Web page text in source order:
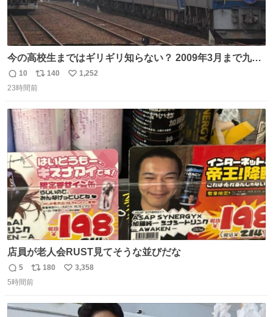
今の高校生まではギリギリ知らない？ 2009年3月まで九州
に寝台特急が走っていたことを
返
信
10
リ
ポ
ト
数
140
い
数
1,252
23時間前
店員が老人会RUST見てそうな並びだな
返
信
5
リ
ポ
ト
180
い
数
3,358
5時間前